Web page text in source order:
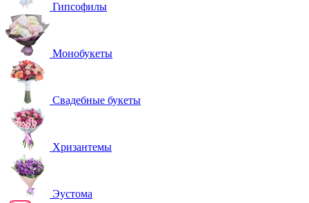
Гипсофилы
Монобукеты
Свадебные букеты
Хризантемы
Эустома